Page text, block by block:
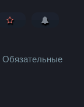
Обязательные